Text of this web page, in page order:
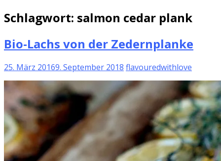
Schlagwort: salmon cedar plank
Bio-Lachs von der Zedernplanke
25. März 20169. September 2018 flavouredwithlove